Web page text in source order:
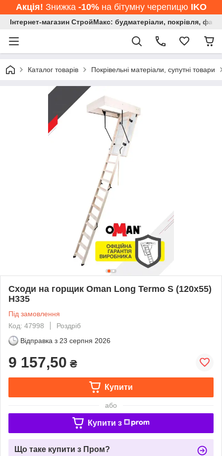
Акція! Знижка -10%на бітумну черепицю IKO
Інтернет-магазин СтройМакс: будматеріали, покрівля,
Каталог товарів Покрівельні матеріали, супутні товари
Сходи на горщик Oman Long Termo S (120x55)
H335
Під замовлення
Код: 47998
Роздріб
Відправка з 23 серпня 2026
9 157,50 ₴
Купити
або
Купити з
Що таке купити з Пром?